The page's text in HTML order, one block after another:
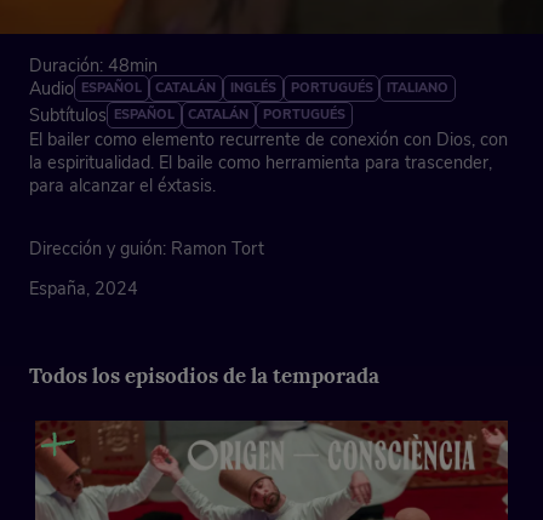
Duración: 48min
Audio ESPAÑOL CATALÁN INGLÉS PORTUGUÉS ITALIANO
Subtítulos ESPAÑOL CATALÁN PORTUGUÉS
El bailer como elemento recurrente de conexión con Dios, con
la espiritualidad. El baile como herramienta para trascender,
para alcanzar el éxtasis.
Dirección y guión: Ramon Tort
España, 2024
Todos los episodios de la temporada